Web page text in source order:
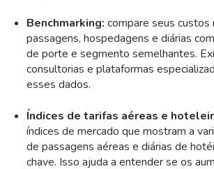
Benchmarking: compare seus custos
passagens, hospedagens e diárias
de porte e segmento semelhantes.
consultorias e plataformas
esses dados.
Índices de tarifas aéreas e
índices de mercado que mostram a
de passagens aéreas e diárias de
chave. Isso ajuda a entender se os